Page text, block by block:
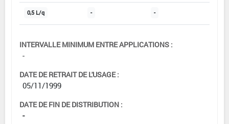
0,5 L/q - -
INTERVALLE MINIMUM ENTRE APPLICATIONS :
-
DATE DE RETRAIT DE L'USAGE :
05/11/1999
DATE DE FIN DE DISTRIBUTION :
-